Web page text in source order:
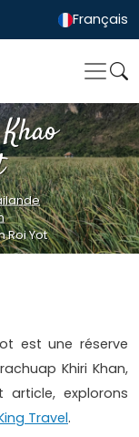
Français
Roi Yot
est une réserve
Khiri Khan,
article, explorons
Travel.